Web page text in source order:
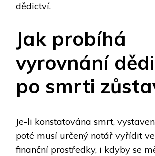
dědictví.
Jak probíhá
vyrovnání
po smrti
Je-li konstatována smrt,
poté musí určený notář vyřídit
finanční prostředky, i kdyby se